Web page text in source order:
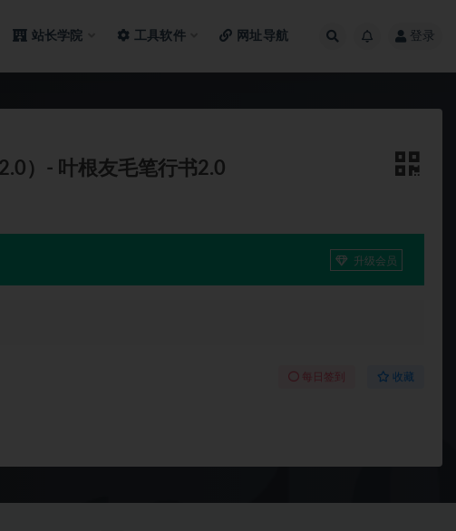
站长学院 工具软件 网址导航 登录
）- 叶根友毛笔行书2.0
升级会员
每日签到 收藏